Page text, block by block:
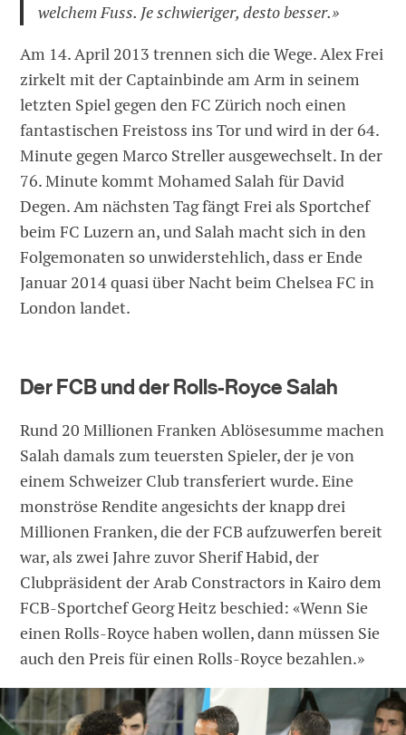
welchem Fuss. Je schwieriger, desto besser.»
Am 14. April 2013 trennen sich die Wege. Alex Frei
zirkelt mit der Captainbinde am Arm in seinem
letzten Spiel gegen den FC Zürich noch einen
fantastischen Freistoss ins Tor und wird in der 64.
Minute gegen Marco Streller ausgewechselt. In der
76. Minute kommt Mohamed Salah für David
Degen. Am nächsten Tag fängt Frei als Sportchef
beim FC Luzern an, und Salah macht sich in den
Folgemonaten so unwiderstehlich, dass er Ende
Januar 2014 quasi über Nacht beim Chelsea FC in
London landet.
Der FCB und der Rolls-Royce Salah
Rund 20 Millionen Franken Ablösesumme machen
Salah damals zum teuersten Spieler, der je von
einem Schweizer Club transferiert wurde. Eine
monströse Rendite angesichts der knapp drei
Millionen Franken, die der FCB aufzuwerfen bereit
war, als zwei Jahre zuvor Sherif Habid, der
Clubpräsident der Arab Constractors in Kairo dem
FCB-Sportchef Georg Heitz beschied: «Wenn Sie
einen Rolls-Royce haben wollen, dann müssen Sie
auch den Preis für einen Rolls-Royce bezahlen.»